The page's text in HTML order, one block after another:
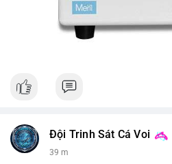
Đội Trinh Sát Cá Voi
39 m